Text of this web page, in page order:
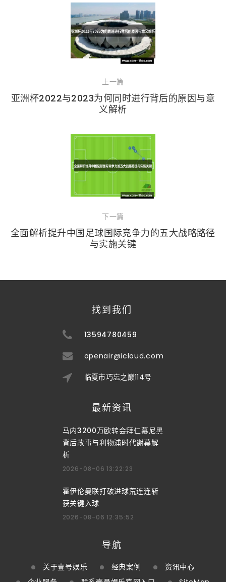
上一篇
亚洲杯2022与2023为何同时进行背后的原因与意
义解析
下一篇
全面解析提升中国足球国际竞争力的五大战略路径
与实施关键
找到我们
13594780459
openair@icloud.com
临夏市巧忘之巅114号
最新资讯
马内3200万欧转会拜仁慕尼黑
背后故事与利物浦时代谢幕解
析
2026-08-06 13:22:23
霍伊伦曼联打破进球荒连连斩
获关键入球
2026-08-06 12:35:52
导航
关于壹号娱乐 经典案例
资讯中心